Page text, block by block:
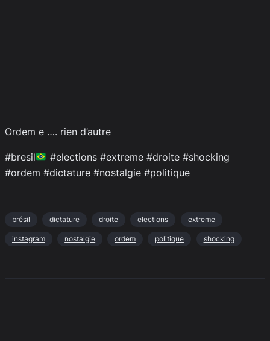
Ordem e …. rien d’autre
#bresil
#elections #extreme #droite #shocking
#ordem #dictature #nostalgie #politique
brésil dictature droite elections extreme
instagram nostalgie ordem politique shocking